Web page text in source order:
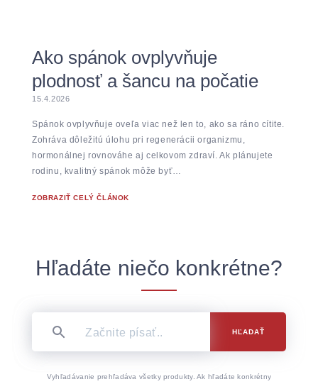
Ako spánok ovplyvňuje
plodnosť a šancu na počatie
15.4.2026
Spánok ovplyvňuje oveľa viac než len to, ako sa ráno cítite.
Zohráva dôležitú úlohu pri regenerácii organizmu,
hormonálnej rovnováhe aj celkovom zdraví. Ak plánujete
rodinu, kvalitný spánok môže byť…
ZOBRAZIŤ CELÝ ČLÁNOK
Hľadáte niečo konkrétne?
HĽADAŤ
Vyhľadávanie prehľadáva všetky produkty. Ak hľadáte konkrétny